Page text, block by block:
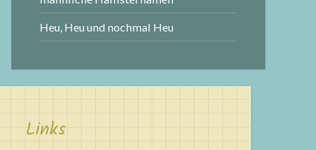
Heu, Heu und nochmal Heu
Links